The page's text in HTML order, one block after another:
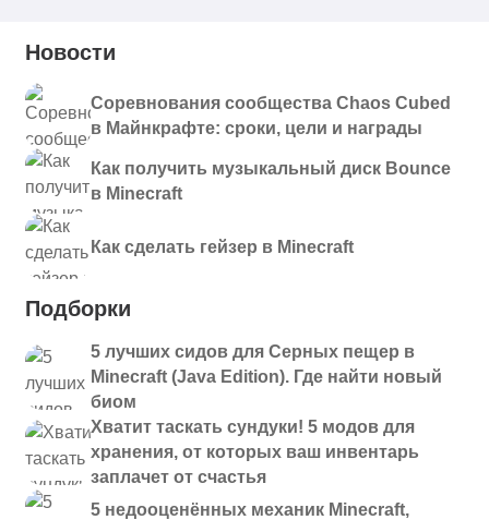
Новости
Соревнования сообщества Chaos Cubed
в Майнкрафте: сроки, цели и награды
Как получить музыкальный диск Bounce
в Minecraft
Как сделать гейзер в Minecraft
Подборки
5 лучших сидов для Серных пещер в
Minecraft (Java Edition). Где найти новый
биом
Хватит таскать сундуки! 5 модов для
хранения, от которых ваш инвентарь
заплачет от счастья
5 недооценённых механик Minecraft,